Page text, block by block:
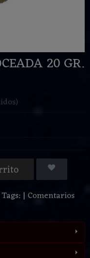
20 GR.
Tags: | Comentarios